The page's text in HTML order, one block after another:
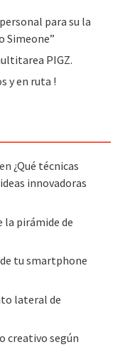
para su la
Simeone”
PIGZ.
y en ruta !
en ¿Qué técnicas
innovadoras
la pirámide de
tu smartphone
lateral de
creativo según